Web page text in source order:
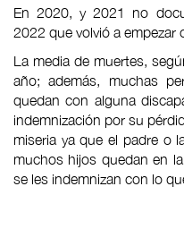
En 2020, y 2021 no
2022 que volvió a empezar
La media de muertes,
año; además, muchas
quedan con alguna
indemnización por su
miseria ya que el padre o
muchos hijos quedan en
se les indemnizan con lo